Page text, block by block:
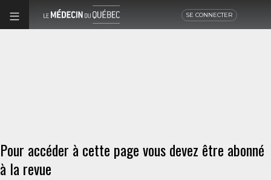
SE CONNECTER
Pour accéder à cette page vous devez être abonné
à la revue